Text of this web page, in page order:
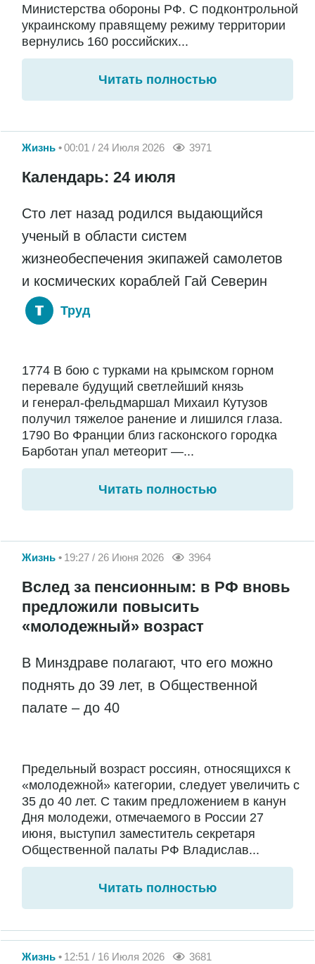
Министерства обороны РФ. С подконтрольной
украинскому правящему режиму территории
вернулись 160 российских...
Читать полностью
Жизнь 00:01 / 24 Июля 2026 3971
Календарь: 24 июля
Сто лет назад родился выдающийся
ученый в области систем
жизнеобеспечения экипажей самолетов
и космических кораблей Гай Северин
Труд
1774 В бою с турками на крымском горном
перевале будущий светлейший князь
и генерал-фельдмаршал Михаил Кутузов
получил тяжелое ранение и лишился глаза.
1790 Во Франции близ гасконского городка
Барботан упал метеорит —...
Читать полностью
Жизнь 19:27 / 26 Июня 2026 3964
Вслед за пенсионным: в РФ вновь
предложили повысить
«молодежный» возраст
В Минздраве полагают, что его можно
поднять до 39 лет, в Общественной
палате – до 40
Предельный возраст россиян, относящихся к
«молодежной» категории, следует увеличить с
35 до 40 лет. С таким предложением в канун
Дня молодежи, отмечаемого в России 27
июня, выступил заместитель секретаря
Общественной палаты РФ Владислав...
Читать полностью
Жизнь 12:51 / 16 Июля 2026 3681